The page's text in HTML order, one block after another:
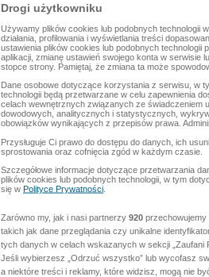
Drogi użytkowniku
Używamy plików cookies lub podobnych technologii
działania, profilowania i wyświetlania treści
ustawienia plików cookies lub podobnych
aplikacji, zmianę ustawień swojego konta w serwisie
stopce strony. Pamiętaj, że zmiana ta może
Dane osobowe dotyczące korzystania z serwisu, w
technologii będą przetwarzane w celu zapewnienia
celach wewnętrznych związanych ze świadczeniem
dowodowych, analitycznych i statystycznych,
obowiązków wynikających z przepisów prawa.
Przysługuje Ci prawo do dostępu do danych, ich
sprostowania oraz cofnięcia zgód w każdym czasie.
Szczegółowe informacje dotyczące przetwarzania
plików cookies lub podobnych technologii, w tym
się w Polityce Prywatności
Zarówno my, jak i nasi partnerzy 920 przechowujemy
takich jak dane przeglądania czy unikalne
tych danych w celach wskazanych w sekcji „Zaufani
Jeśli wybierzesz „Odrzuć wszystko” lub wycofasz
a niektóre treści i reklamy, które widzisz, mogą nie